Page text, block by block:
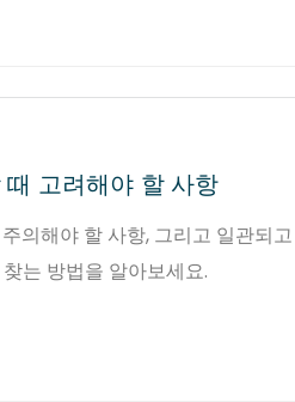
고려해야 할 사항
의해야 할 사항, 그리고 일관되
는 방법을 알아보세요.